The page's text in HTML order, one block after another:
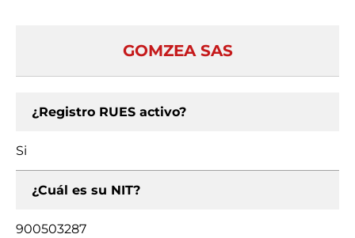
GOMZEA SAS
¿Registro RUES activo?
Si
¿Cuál es su NIT?
900503287